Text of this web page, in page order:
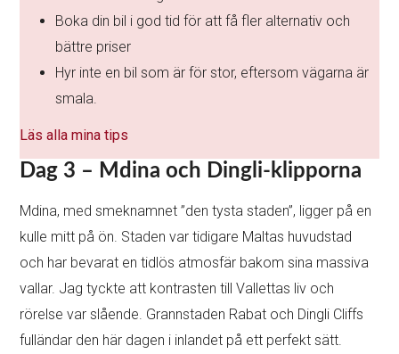
Boka din bil i god tid för att få fler alternativ och
bättre priser
Hyr inte en bil som är för stor, eftersom vägarna är
smala.
Läs alla mina tips
Dag 3 – Mdina och Dingli-klipporna
Mdina, med smeknamnet ”den tysta staden”, ligger på en
kulle mitt på ön. Staden var tidigare Maltas huvudstad
och har bevarat en tidlös atmosfär bakom sina massiva
vallar. Jag tyckte att kontrasten till Vallettas liv och
rörelse var slående. Grannstaden Rabat och Dingli Cliffs
fulländar den här dagen i inlandet på ett perfekt sätt.